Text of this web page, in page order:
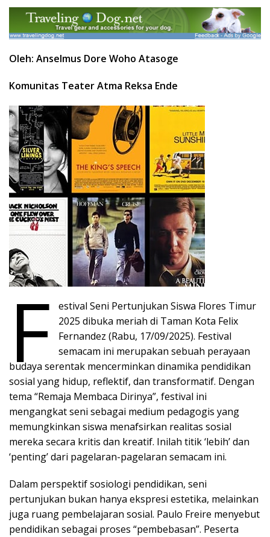
Oleh: Anselmus Dore Woho Atasoge
Komunitas Teater Atma Reksa Ende
F
estival Seni Pertunjukan Siswa Flores Timur
2025 dibuka meriah di Taman Kota Felix
Fernandez (Rabu, 17/09/2025). Festival
semacam ini merupakan sebuah perayaan
budaya serentak mencerminkan dinamika pendidikan
sosial yang hidup, reflektif, dan transformatif. Dengan
tema “Remaja Membaca Dirinya”, festival ini
mengangkat seni sebagai medium pedagogis yang
memungkinkan siswa menafsirkan realitas sosial
mereka secara kritis dan kreatif. Inilah titik ‘lebih’ dan
‘penting’ dari pagelaran-pagelaran semacam ini.
Dalam perspektif sosiologi pendidikan, seni
pertunjukan bukan hanya ekspresi estetika, melainkan
juga ruang pembelajaran sosial. Paulo Freire menyebut
pendidikan sebagai proses “pembebasan”. Peserta